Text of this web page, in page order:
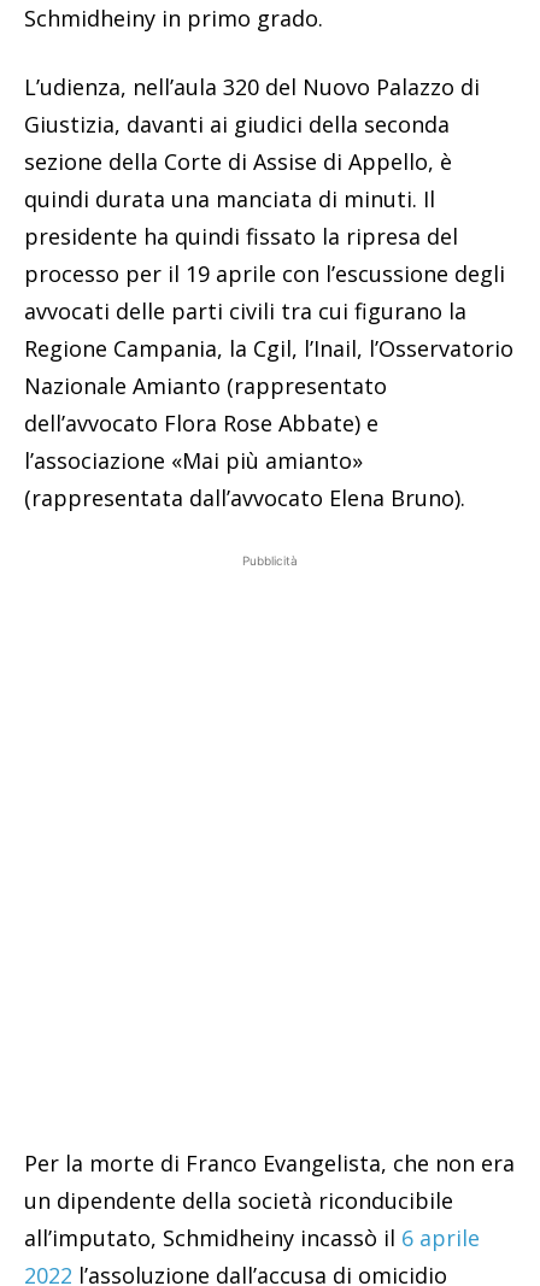
Schmidheiny in primo grado.
L’udienza, nell’aula 320 del Nuovo Palazzo di
Giustizia, davanti ai giudici della seconda
sezione della Corte di Assise di Appello, è
quindi durata una manciata di minuti. Il
presidente ha quindi fissato la ripresa del
processo per il 19 aprile con l’escussione degli
avvocati delle parti civili tra cui figurano la
Regione Campania, la Cgil, l’Inail, l’Osservatorio
Nazionale Amianto (rappresentato
dell’avvocato Flora Rose Abbate) e
l’associazione «Mai più amianto»
(rappresentata dall’avvocato Elena Bruno).
Pubblicità
Per la morte di Franco Evangelista, che non era
un dipendente della società riconducibile
all’imputato, Schmidheiny incassò il 6 aprile
2022 l’assoluzione dall’accusa di omicidio